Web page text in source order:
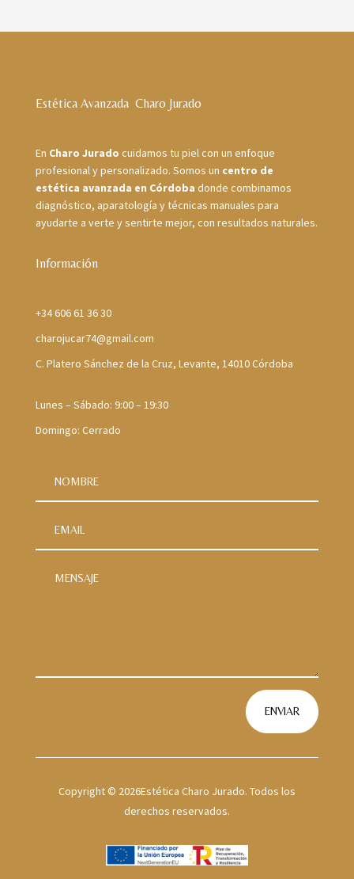
Estética Avanzada Charo Jurado
En Charo Jurado cuidamos tu piel con un enfoque
profesional y personalizado. Somos un centro de
estética avanzada en Córdoba donde combinamos
diagnóstico, aparatología y técnicas manuales para
ayudarte a verte y sentirte mejor, con resultados naturales.
Información
+34 606 61 36 30
charojucar74@gmail.com
C. Platero Sánchez de la Cruz, Levante, 14010 Córdoba
Lunes – Sábado: 9:00 – 19:30
Domingo: Cerrado
ENVIAR
Copyright © 2026Estética Charo Jurado. Todos los
derechos reservados.